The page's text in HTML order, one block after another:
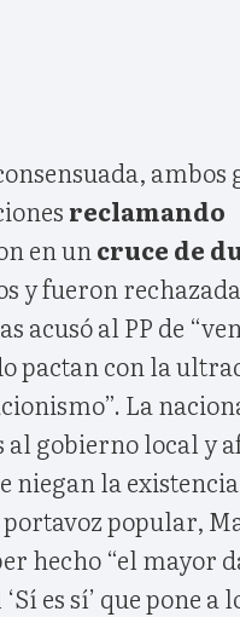
ambos
reclamando
en un cruce de
y fueron
acusó al PP de
pactan con la
La
gobierno local y
niegan la
popular,
hecho “el mayor
es sí’ que pone a